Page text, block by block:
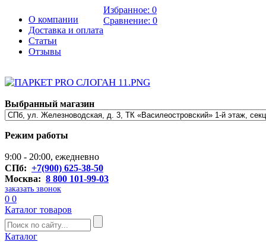
О компании
Доставка и оплата
Статьи
Отзывы
Избранное: 0
Сравнение: 0
Выбранный магазин
Режим работы
9:00 - 20:00, ежедневно
СПб: +7(900) 625-38-50
Москва: 8 800 101-99-03
заказать звонок
0 0
Каталог товаров
Каталог